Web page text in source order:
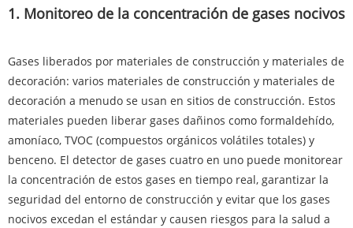
1. Monitoreo de la concentración de gases nocivos
Gases liberados por materiales de construcción y materiales de
decoración: varios materiales de construcción y materiales de
decoración a menudo se usan en sitios de construcción. Estos
materiales pueden liberar gases dañinos como formaldehído,
amoníaco, TVOC (compuestos orgánicos volátiles totales) y
benceno. El detector de gases cuatro en uno puede monitorear
la concentración de estos gases en tiempo real, garantizar la
seguridad del entorno de construcción y evitar que los gases
nocivos excedan el estándar y causen riesgos para la salud a